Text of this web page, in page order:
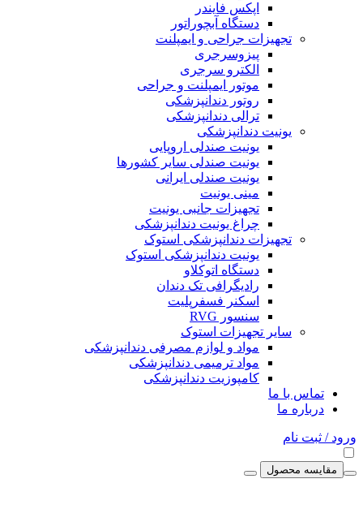
اپکس فایندر
دستگاه آبچوراتور
تجهیزات جراحی و ایمپلنت
پیزوسرجری
الکترو سرجری
موتور ایمپلنت و جراحی
روتور دندانپزشکی
ترالی دندانپزشکی
یونیت دندانپزشکی
یونیت صندلی اروپایی
یونیت صندلی سایر کشورها
یونیت صندلی ایرانی
مینی یونیت
تجهیزات جانبی یونیت
چراغ یونیت دندانپزشکی
تجهیزات دندانپزشکی استوک
یونیت دندانپزشکی استوک
دستگاه اتوکلاو
رادیگرافی تک دندان
اسکنر فسفرپلیت
سنسور RVG
سایر تجهیزات استوک
مواد و لوازم مصرفی دندانپزشکی
مواد ترمیمی دندانپزشکی
کامپوزیت دندانپزشکی
تماس با ما
درباره ما
ورود / ثبت نام
مقایسه محصول